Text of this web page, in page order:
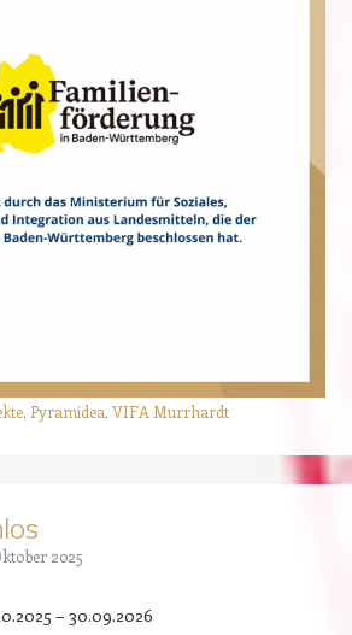
, Pyramidea, VIFA Murrhardt
2025
– 30.09.2026